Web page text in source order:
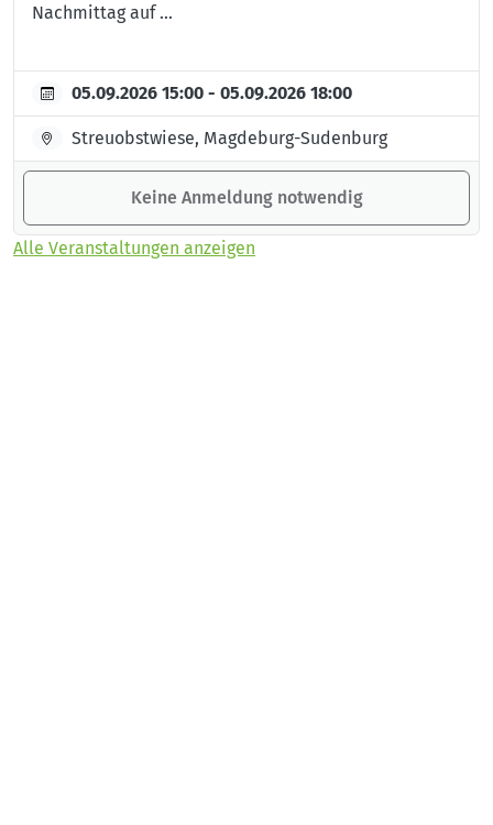
Nachmittag auf ...
05.09.2026 15:00 - 05.09.2026 18:00
Streuobstwiese, Magdeburg-Sudenburg
Keine Anmeldung notwendig
Alle Veranstaltungen anzeigen